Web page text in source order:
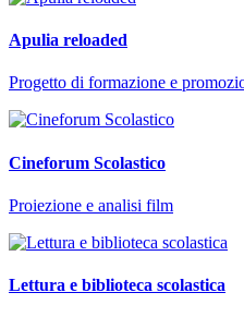
Apulia reloaded
Progetto di formazione e
Cineforum Scolastico
Proiezione e analisi film
Lettura e biblioteca scolastica